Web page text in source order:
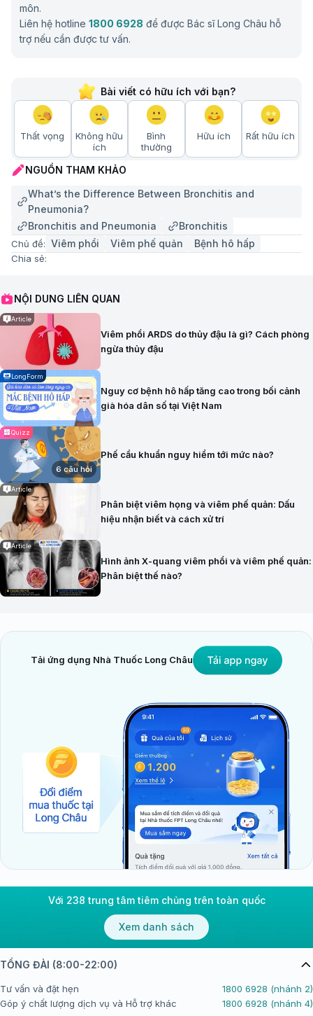
môn.
Liên hệ hotline 1800 6928 để được Bác sĩ Long Châu hỗ
trợ nếu cần được tư vấn.
Bài viết có hữu ích với bạn?
Thất vọng
Không hữu
ích
Bình
thường
Hữu ích Rất hữu ích
NGUỒN THAM KHẢO
What’s the Difference Between Bronchitis and
Pneumonia?
Bronchitis and Pneumonia
Bronchitis
Chủ đề: Viêm phổi Viêm phế quản Bệnh hô hấp
Chia sẻ:
NỘI DUNG LIÊN QUAN
Article
Viêm phổi ARDS do thủy đậu là gì? Cách phòng
ngừa thủy đậu
LongForm
Nguy cơ bệnh hô hấp tăng cao trong bối cảnh
già hóa dân số tại Việt Nam
Quizz
6 câu hỏi
Phế cầu khuẩn nguy hiểm tới mức nào?
Article
Phân biệt viêm họng và viêm phế quản: Dấu
hiệu nhận biết và cách xử trí
Article
Hình ảnh X-quang viêm phổi và viêm phế quản:
Phân biệt thế nào?
Tải ứng dụng Nhà Thuốc Long Châu
Với 238 trung tâm tiêm chủng trên toàn quốc
Xem danh sách
TỔNG ĐÀI (8:00-22:00)
Tư vấn và đặt hẹn
1800 6928 (nhánh 2)
Góp ý chất lượng dịch vụ và Hỗ trợ khác
1800 6928 (nhánh 4)